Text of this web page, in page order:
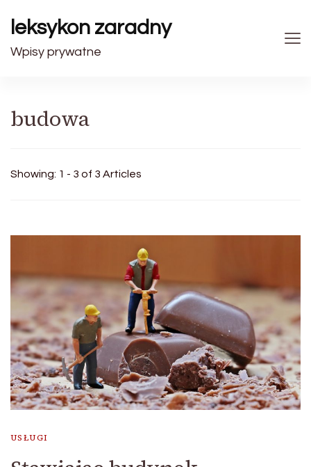
leksykon zaradny
Wpisy prywatne
budowa
Showing: 1 - 3 of 3 Articles
USŁUGI